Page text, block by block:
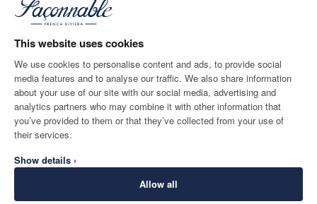
This website uses cookies
We use cookies to personalise content and ads, to provide social
media features and to analyse our traffic. We also share information
about your use of our site with our social media, advertising and
analytics partners who may combine it with other information that
you’ve provided to them or that they’ve collected from your use of
their services.
Show details ›
Allow all
MARINE
BLUE
Taille
AJOUTER AU PANIER
E-mail*
ADRESSE POSTALE
France
LANGUE
Français
CONTACTEZ-NOUS